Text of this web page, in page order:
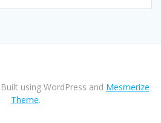
using WordPress and Mesmerize
Theme.